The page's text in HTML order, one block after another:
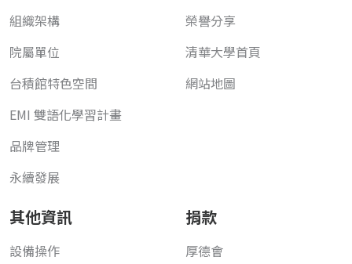
組織架構
院屬單位
台積館特色空間
EMI 雙語化學習計畫
品牌管理
永續發展
榮譽分享
清華大學首頁
網站地圖
其他資訊
設備操作
捐款
厚德會